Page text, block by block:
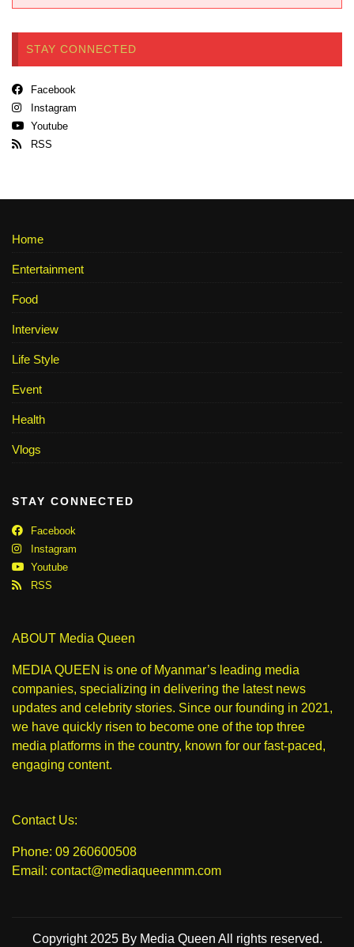
STAY CONNECTED
Facebook
Instagram
Youtube
RSS
Home
Entertainment
Food
Interview
Life Style
Event
Health
Vlogs
STAY CONNECTED
Facebook
Instagram
Youtube
RSS
ABOUT Media Queen
MEDIA QUEEN is one of Myanmar’s leading media
companies, specializing in delivering the latest news
updates and celebrity stories. Since our founding in 2021,
we have quickly risen to become one of the top three
media platforms in the country, known for our fast-paced,
engaging content.
Contact Us:
Phone: 09 260600508
Email: contact@mediaqueenmm.com
Copyright 2025 By Media Queen All rights reserved.